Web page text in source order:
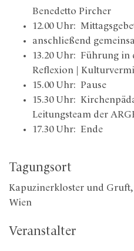
Benedetto Pircher
12.00 Uhr:
anschließend
13.20 Uhr: Führung
Reflexion |
15.00 Uhr: Pause
15.30 Uhr:
Leitungsteam der
17.30 Uhr: Ende
Tagungsort
Kapuzinerkloster und Gruft,
Wien
Veranstalter